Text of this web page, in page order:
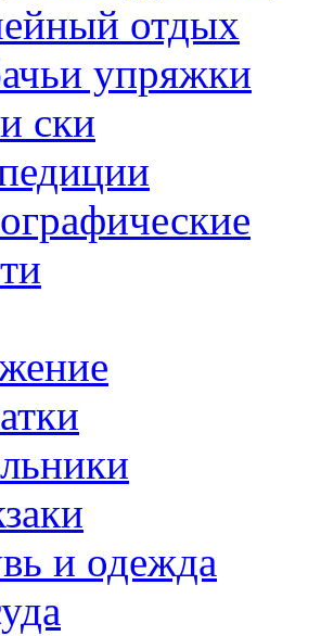
отдых
упряжки
ски
и одежда